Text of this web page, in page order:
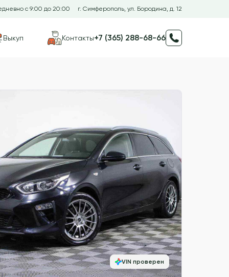
с 9:00 до 20:00 г. Симферополь, ул. Бородина, д. 12
Выкуп Контакты+7 (365) 288-68-66
VIN проверен